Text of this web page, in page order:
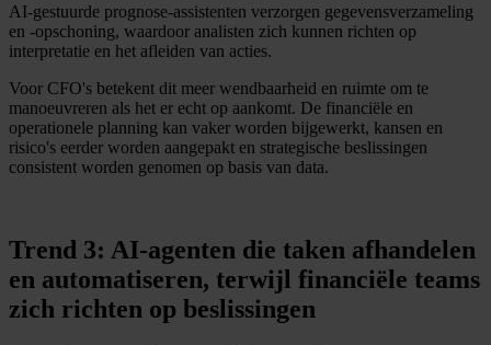
AI-gestuurde prognose-assistenten verzorgen gegevensverzameling
en -opschoning, waardoor analisten zich kunnen richten op
interpretatie en het afleiden van acties.
Voor CFO's betekent dit meer wendbaarheid en ruimte om te
manoeuvreren als het er echt op aankomt. De financiële en
operationele planning kan vaker worden bijgewerkt, kansen en
risico's eerder worden aangepakt en strategische beslissingen
consistent worden genomen op basis van data.
Trend 3: AI-agenten die taken afhandelen
en automatiseren, terwijl financiële teams
zich richten op beslissingen